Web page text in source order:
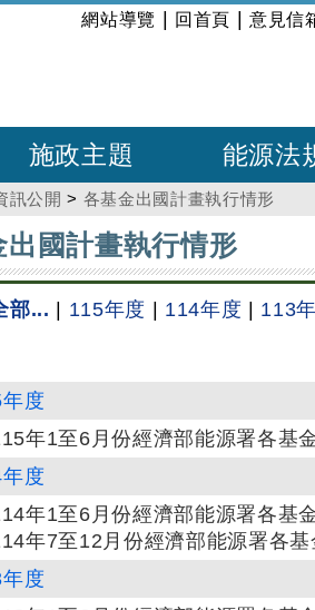
:::
網站導覽 回首頁 意見信
施政主題 能源法
訊公開 > 各基金出國計畫執行情形
出國計畫執行情形
部... 115年度 114年度 113
度
年1至6月份經濟部能源署各基
度
年1至6月份經濟部能源署各基
年7至12月份經濟部能源署各
度